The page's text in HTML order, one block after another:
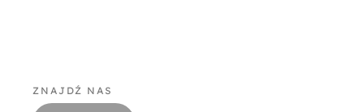
ZNAJDŹ NAS